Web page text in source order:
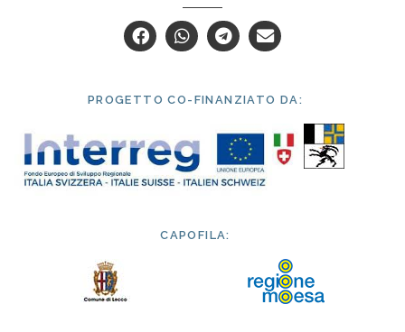
PROGETTO CO-FINANZIATO DA:
CAPOFILA: